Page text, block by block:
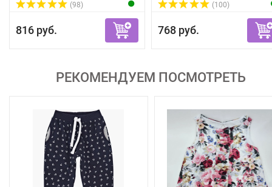
(98)
816 руб.
(100)
768 руб.
РЕКОМЕНДУЕМ ПОСМОТРЕТЬ